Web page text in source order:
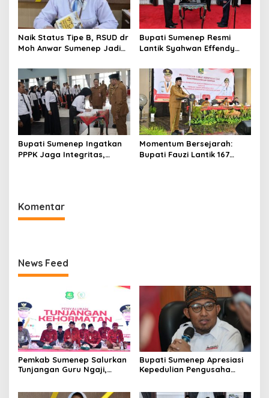
Naik Status Tipe B, RSUD dr
Moh Anwar Sumenep Jadi
Berjenjang
Bupati Sumenep Resmi
Lantik Syahwan Effendy
Bupati Sumenep Ingatkan
PPPK Jaga Integritas,
Momentum Bersejarah:
Bupati Fauzi Lantik 167
Komentar
News Feed
Pemkab Sumenep Salurkan
Tunjangan Guru Ngaji,
Bupati Sumenep Apresiasi
Kepedulian Pengusaha